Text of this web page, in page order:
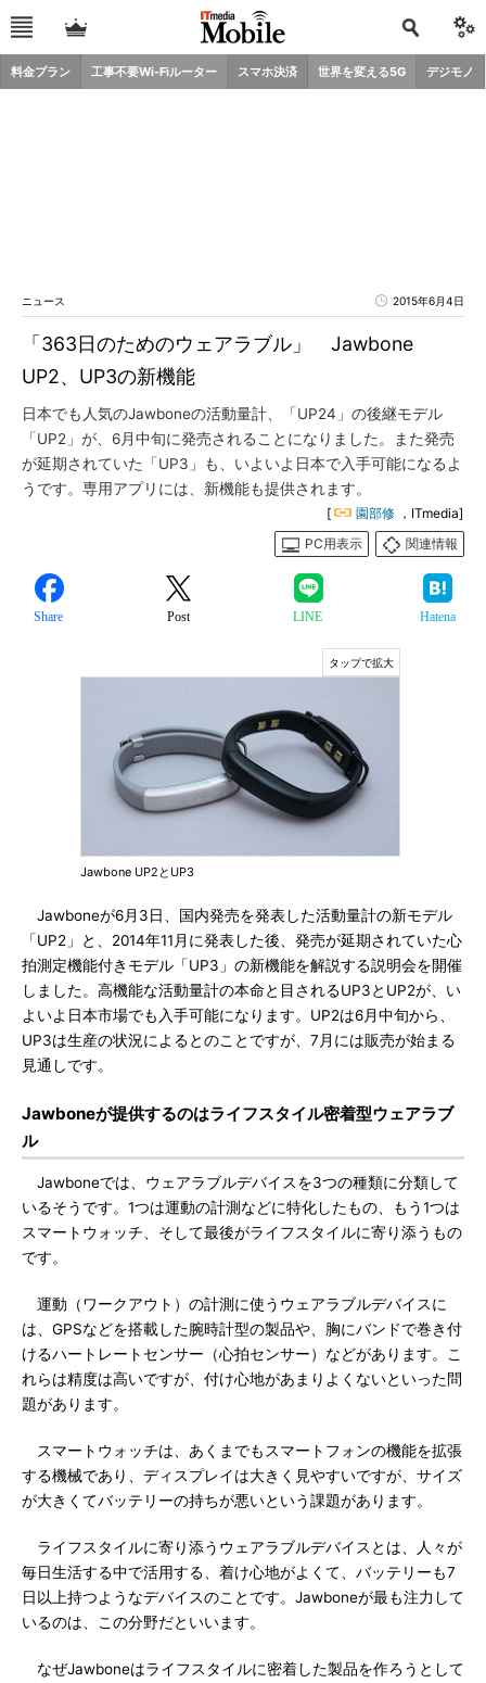
料金プラン 工事不要Wi-Fiルーター スマホ決済 世界を変える5G デジモノ
ニュース 2015年6月4日
「363日のためのウェアラブル」 Jawbone
UP2、UP3の新機能
日本でも人気のJawboneの活動量計、「UP24」の後継モデル
「UP2」が、6月中旬に発売されることになりました。また発売
が延期されていた「UP3」も、いよいよ日本で入手可能になるよ
うです。専用アプリには、新機能も提供されます。
[ 園部修 ，ITmedia]
PC用表示
関連情報
Share Post LINE Hatena
Jawbone UP2とUP3
Jawboneが6月3日、国内発売を発表した活動量計の新モデル
「UP2」と、2014年11月に発表した後、発売が延期されていた心
拍測定機能付きモデル「UP3」の新機能を解説する説明会を開催
しました。高機能な活動量計の本命と目されるUP3とUP2が、い
よいよ日本市場でも入手可能になります。UP2は6月中旬から、
UP3は生産の状況によるとのことですが、7月には販売が始まる
見通しです。
Jawboneが提供するのはライフスタイル密着型ウェアラブ
ル
Jawboneでは、ウェアラブルデバイスを3つの種類に分類して
いるそうです。1つは運動の計測などに特化したもの、もう1つは
スマートウォッチ、そして最後がライフスタイルに寄り添うもの
です。
運動（ワークアウト）の計測に使うウェアラブルデバイスに
は、GPSなどを搭載した腕時計型の製品や、胸にバンドで巻き付
けるハートレートセンサー（心拍センサー）などがあります。こ
れらは精度は高いですが、付け心地があまりよくないといった問
題があります。
スマートウォッチは、あくまでもスマートフォンの機能を拡張
する機械であり、ディスプレイは大きく見やすいですが、サイズ
が大きくてバッテリーの持ちが悪いという課題があります。
ライフスタイルに寄り添うウェアラブルデバイスとは、人々が
毎日生活する中で活用する、着け心地がよくて、バッテリーも7
日以上持つようなデバイスのことです。Jawboneが最も注力して
いるのは、この分野だといいます。
なぜJawboneはライフスタイルに密着した製品を作ろうとして